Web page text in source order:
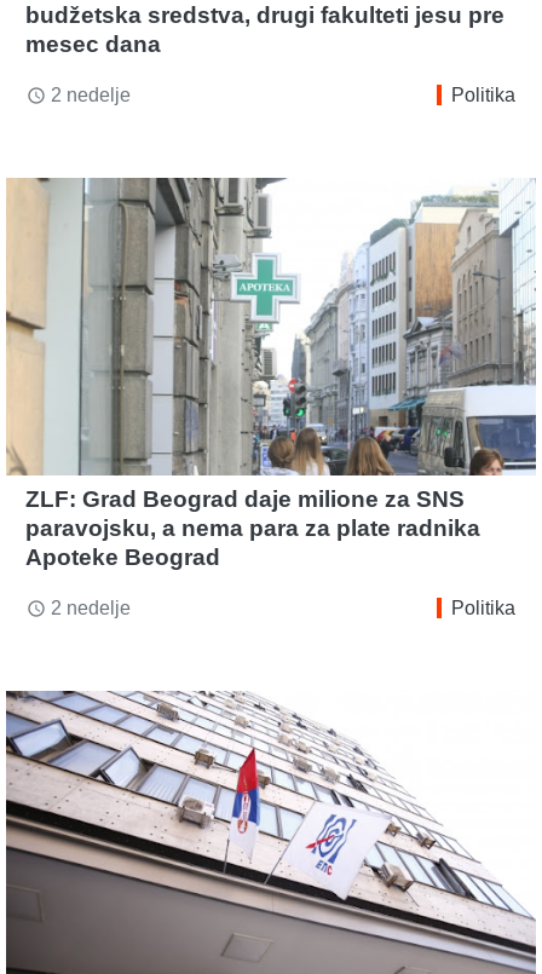
budžetska sredstva, drugi fakulteti jesu pre
mesec dana
access_time 2 nedelje Politika
ZLF: Grad Beograd daje milione za SNS
paravojsku, a nema para za plate radnika
Apoteke Beograd
access_time 2 nedelje Politika